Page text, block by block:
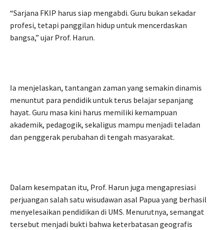
“Sarjana FKIP harus siap mengabdi. Guru bukan sekadar
profesi, tetapi panggilan hidup untuk mencerdaskan
bangsa,” ujar Prof. Harun.
Ia menjelaskan, tantangan zaman yang semakin dinamis
menuntut para pendidik untuk terus belajar sepanjang
hayat. Guru masa kini harus memiliki kemampuan
akademik, pedagogik, sekaligus mampu menjadi teladan
dan penggerak perubahan di tengah masyarakat.
Dalam kesempatan itu, Prof. Harun juga mengapresiasi
perjuangan salah satu wisudawan asal Papua yang berhasil
menyelesaikan pendidikan di UMS. Menurutnya, semangat
tersebut menjadi bukti bahwa keterbatasan geografis